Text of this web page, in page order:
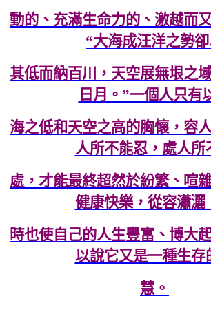
動的、充滿生命力的、激越而
“大海成汪洋之勢
其低而納百川，天空展無垠之
日月。”一個人只有
海之低和天空之高的胸懷，容
人所不能忍，處人所
處，才能最終超然於紛繁、喧
健康快樂，從容瀟灑
時也使自己的人生豐富、博大
以說它又是一種生存
慧。